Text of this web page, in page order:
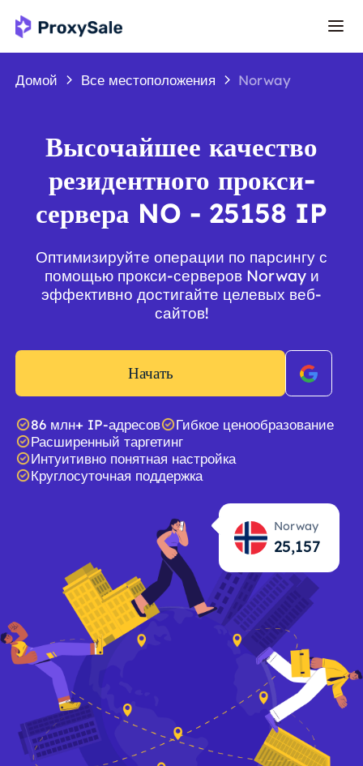
Домой Все местоположения Norway
Высочайшее качество
резидентного прокси-
сервера NO - 25158 IP
Оптимизируйте операции по парсингу с
помощью прокси-серверов Norway и
эффективно достигайте целевых веб-
сайтов!
Начать
86 млн+ IP-адресов
Гибкое ценообразование
Расширенный таргетинг
Интуитивно понятная настройка
Круглосуточная поддержка
Norway
25,158